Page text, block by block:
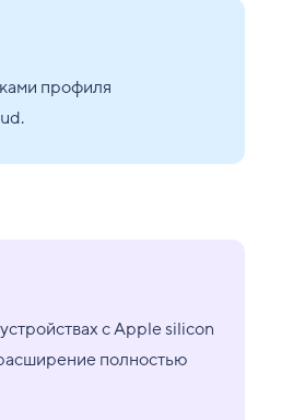
профиля
с Apple silicon
полностью